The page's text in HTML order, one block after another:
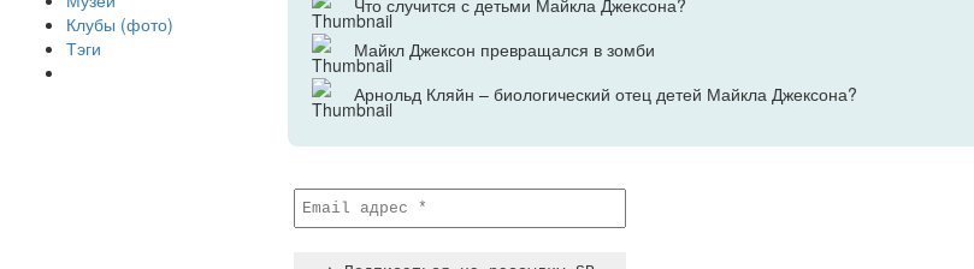
Клубы (фото)
Тэги
Майкл Джексон превращался в зомби
Арнольд Кляйн – биологический отец детей Майкла Джексона?